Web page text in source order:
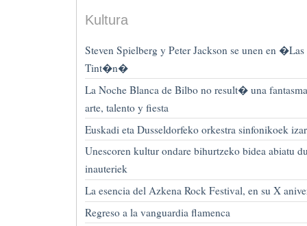
Kultura
Steven Spielberg y Peter Jackson se unen en �Las
Tint�n�
La Noche Blanca de Bilbo no result� una
arte, talento y fiesta
Euskadi eta Dusseldorfeko orkestra sinfonikoek
Unescoren kultur ondare bihurtzeko bidea abiatu
inauteriek
La esencia del Azkena Rock Festival, en su X
Regreso a la vanguardia flamenca